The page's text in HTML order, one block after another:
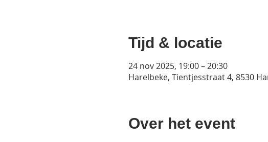
Tijd & locatie
24 nov 2025, 19:00 – 20:30
Harelbeke, Tientjesstraat 4, 8530
Over het event